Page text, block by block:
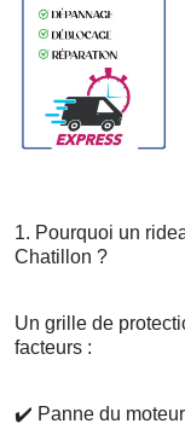
1. Pourquoi un
Chatillon ?
Un grille de
facteurs :
✔️ Panne du moteur